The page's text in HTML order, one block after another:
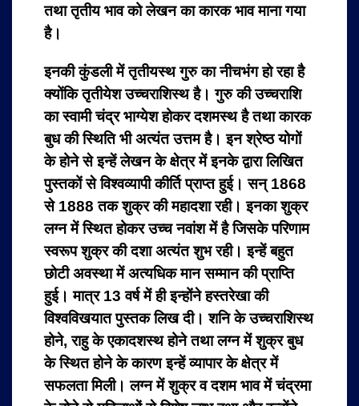
तथा तृतीय भाव को लेखन का कारक भाव माना गया
है।
इनकी कुंडली में तृतीयस्थ गुरु का नीचभंग हो रहा है
क्योंकि तृतीयेश उच्चराशिस्थ है। गुरु की उच्चराशि
का स्वामी चंद्र भाग्येश होकर दशमस्थ है तथा कारक
बुध की स्थिति भी अत्यंत उत्तम है। इन श्रेष्ठ योगों
के होने से इन्हें लेखन के क्षेत्र में इनके द्वारा लिखित
पुस्तकों से विश्वव्यापी कीर्ति प्राप्त हुई। सन् 1868
से 1888 तक शुक्र की महादशा रही। इनका शुक्र
लग्न में स्थित होकर उच्च नवांश में है जिसके परिणाम
स्वरूप शुक्र की दशा अत्यंत शुभ रही। इन्हें बहुत
छोटी अवस्था में अत्यधिक मान सम्मान की प्राप्ति
हुई। मात्र 13 वर्ष में ही इन्होंने हस्तरेखा की
विश्वविखयात पुस्तक लिख दी। शनि के उच्चराशिस्थ
होने, राहु के एकादशस्थ होने तथा लग्न में शुक्र बुध
के स्थित होने के कारण इन्हें व्यापार के क्षेत्र में
सफलता मिली। लग्न में शुक्र व दशम भाव में चंद्रमा